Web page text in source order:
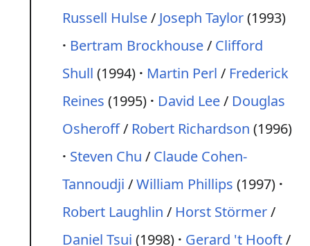
Russell Hulse/ Joseph Taylor(1993)
Bertram Brockhouse/ Clifford
Shull (1994) Martin Perl / Frederick
Reines (1995) David Lee/ Douglas
Osheroff/ Robert Richardson (1996)
Steven Chu / Claude Cohen-
Tannoudji /William Phillips (1997)
Robert Laughlin / Horst Störmer/
Daniel Tsui (1998) Gerard 't Hooft/